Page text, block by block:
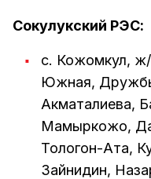
Сокулукский РЭС:
с. Кожомкул,
Южная,
Акматалиева,
Мамыркожо,
Тологон-Ата,
Зайнидин,